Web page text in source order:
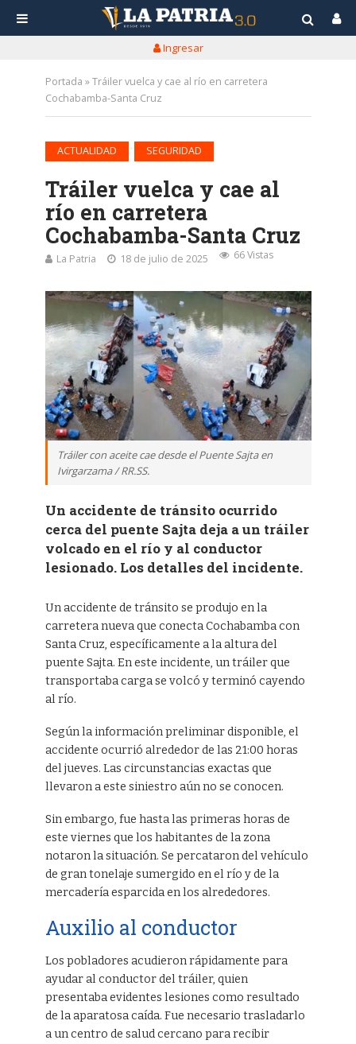
Ingresar
Portada »Tráiler vuelca y cae al río en carretera
Cochabamba-Santa Cruz
ACTUALIDAD SEGURIDAD
Tráiler vuelca y cae al
río en carretera
Cochabamba-Santa Cruz
La Patria 18 de julio de 2025 66 Vistas
Tráiler con aceite cae desde el Puente Sajta en
Ivirgarzama / RR.SS.
Un accidente de tránsito ocurrido
cerca del puente Sajta deja a un tráiler
volcado en el río y al conductor
lesionado. Los detalles del incidente.
Un accidente de tránsito se produjo en la
carretera nueva que conecta Cochabamba con
Santa Cruz, específicamente a la altura del
puente Sajta. En este incidente, un tráiler que
transportaba carga se volcó y terminó cayendo
al río.
Según la información preliminar disponible, el
accidente ocurrió alrededor de las 21:00 horas
del jueves. Las circunstancias exactas que
llevaron a este siniestro aún no se conocen.
Sin embargo, fue hasta las primeras horas de
este viernes que los habitantes de la zona
notaron la situación. Se percataron del vehículo
de gran tonelaje sumergido en el río y de la
mercadería esparcida en los alrededores.
Auxilio al conductor
Los pobladores acudieron rápidamente para
ayudar al conductor del tráiler, quien
presentaba evidentes lesiones como resultado
de la aparatosa caída. Fue necesario trasladarlo
a un centro de salud cercano para recibir